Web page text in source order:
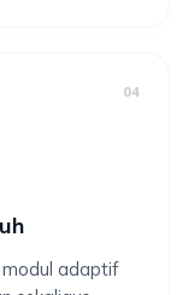
04
adaptif